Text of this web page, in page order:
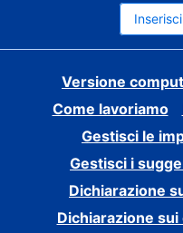
Versione
Come lavoriamo
Gestisci le
Gestisci i
Dichiarazione
Dichiarazione